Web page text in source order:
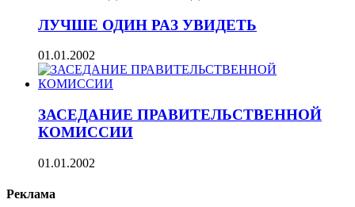
ЛУЧШЕ ОДИН РАЗ УВИДЕТЬ
01.01.2002
ЗАСЕДАНИЕ ПРАВИТЕЛЬСТВЕННОЙ
КОМИССИИ
01.01.2002
Реклама